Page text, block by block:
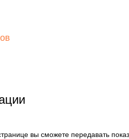
вы сможете передавать